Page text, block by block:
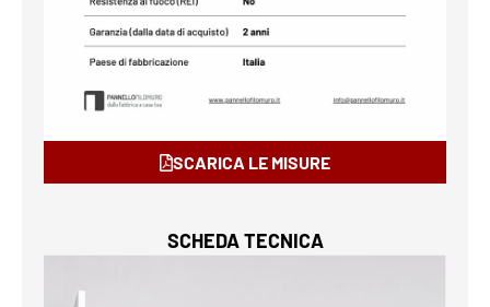
SCARICA LE MISURE
SCHEDA TECNICA